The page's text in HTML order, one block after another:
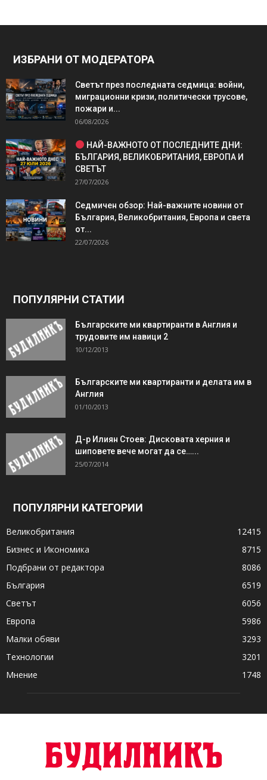
ИЗБРАНИ ОТ МОДЕРАТОРА
Светът през последната седмица: войни,
миграционни кризи, политически трусове,
пожари и...
06/08/2026
НАЙ-ВАЖНОТО ОТ ПОСЛЕДНИТЕ ДНИ:
БЪЛГАРИЯ, ВЕЛИКОБРИТАНИЯ, ЕВРОПА И
СВЕТЪТ
27/07/2026
Седмичен обзор: Най-важните новини от
България, Великобритания, Европа и света
от...
22/07/2026
ПОПУЛЯРНИ СТАТИИ
Българските ми квартиранти в Англия и
трудовите им навици 2
10/12/2013
Българските ми квартиранти и делата им в
Англия
01/10/2013
Д-р Илиян Стоев: Дисковата херния и
шиповете вече могат да се…...
25/07/2014
ПОПУЛЯРНИ КАТЕГОРИИ
Великобритания
12415
Бизнес и Икономика
8715
Подбрани от редактора
8086
България
6519
Светът
6056
Европа
5986
Малки обяви
3293
Технологии
3201
Мнение
1748